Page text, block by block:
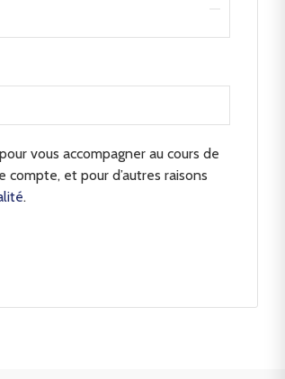
vous accompagner au cours de
compte, et pour d’autres raisons
.